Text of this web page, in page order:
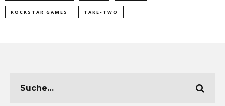
ROCKSTAR GAMES TAKE-TWO